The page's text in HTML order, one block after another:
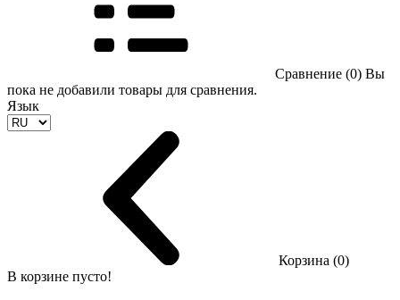
Сравнение (0) Вы
пока не добавили товары для сравнения.
Язык
Корзина (0)
В корзине пусто!